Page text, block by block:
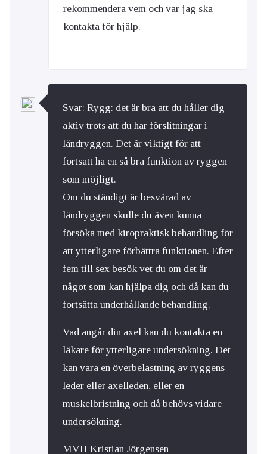
rekommendera vem och var jag ska
kontakta för hjälp.
Svar: Rygg: det är bra att du håller dig
aktiv trots att du har förslitningar i
ländryggen. Det är viktigt för att
fortsatt ha en så bra funktion av ryggen
som möjligt.
Om du ständigt är besvärad av
ländryggen skulle du även kunna
försöka med kiropraktisk behandling för
att ytterligare förbättra funktionen. Efter
fem till sex besök vet du om det är
något som kan hjälpa dig och då kan du
fortsätta underhållande behandling.
Vad angår din axel kan du kontakta en
läkare för ytterligare undersökning. Det
kan vara en överbelastning av ryggens
leder eller axelleden, eller en
muskelbristning och då behövs vidare
undersökning.
MVH Kristian Jörgensen